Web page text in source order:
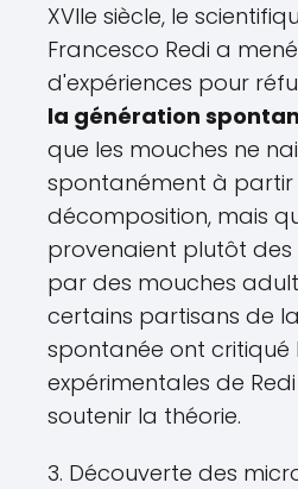
XVIIe siècle, le
Francesco Redi a
d'expériences pour
la génération
que les mouches ne
spontanément à partir
décomposition, mais
provenaient plutôt
par des mouches
certains partisans de
spontanée ont critiqué
expérimentales de
soutenir la théorie.
3. Découverte des